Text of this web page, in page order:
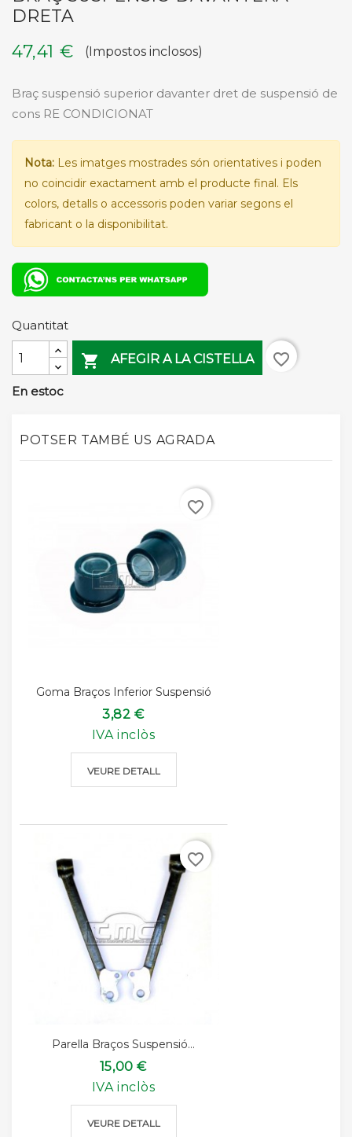
DRETA
47,41 €
(Impostos inclosos)
Braç suspensió superior davanter dret de suspensió de
cons RE CONDICIONAT
Nota: Les imatges mostrades són orientatives i poden
no coincidir exactament amb el producte final. Els
colors, detalls o accessoris poden variar segons el
fabricant o la disponibilitat.
Quantitat
 AFEGIR A LA CISTELLA favorite_border
En estoc
POTSER TAMBÉ US AGRADA
Goma Braços Inferior Suspensió
3,82 €
IVA inclòs
VEURE DETALL
favorite_border
Parella Braços Suspensió...
15,00 €
IVA inclòs
VEURE DETALL
favorite_border